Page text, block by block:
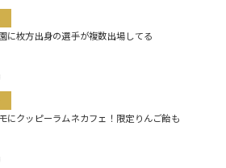
に枚方出身の選手が複数出場してる
にクッピーラムネカフェ！限定りんご飴も